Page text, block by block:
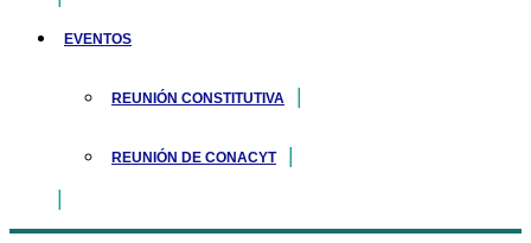
EVENTOS
REUNIÓN CONSTITUTIVA
REUNIÓN DE CONACYT